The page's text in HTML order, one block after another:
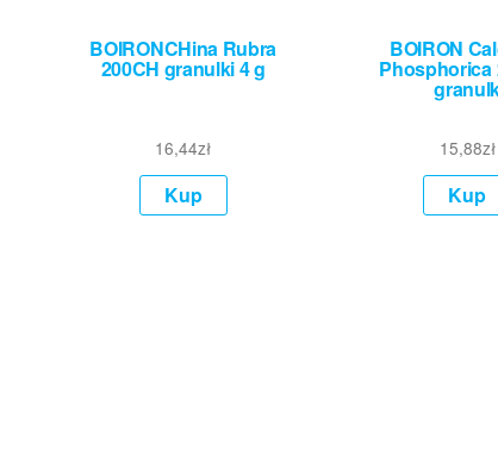
BOIRONCHina Rubra
200CH granulki 4 g
16,44zł
Kup
BOIRON
Phosphorica
15,88zł
Kup